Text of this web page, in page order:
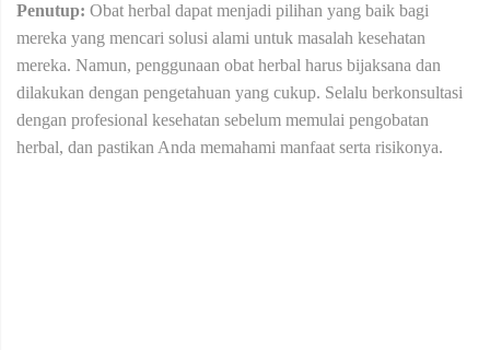
Penutup: Obat herbal dapat menjadi pilihan yang baik bagi
mereka yang mencari solusi alami untuk masalah kesehatan
mereka. Namun, penggunaan obat herbal harus bijaksana dan
dilakukan dengan pengetahuan yang cukup. Selalu berkonsultasi
dengan profesional kesehatan sebelum memulai pengobatan
herbal, dan pastikan Anda memahami manfaat serta risikonya.